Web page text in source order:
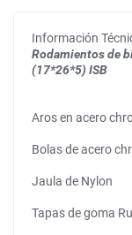
Información
Rodamientos de
(17*26*5) ISB
Aros en acero
Bolas de acero
Jaula de Nylon
Tapas de goma